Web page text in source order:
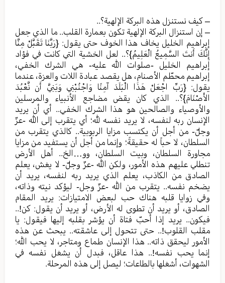
– كيف نستنزل هذه البركة الإلهية؟..
– إن استنزال البركة الإلهية تكون بعمارة القلب.. ما الذي جعل
إبراهيم الخليل يخاف هذا الخوف حتى يقول: {رَبَّنَا تَقَبَّلْ مِنَّا
إِنَّكَ أَنتَ السَّمِيعُ الْعَلِيمُ}؟.. لعل الخشية التي كانت في فؤاد
إبراهيم الخليل -صلوات الله عليه- هي الشرك الخفي،
إبراهيم محطّم الأصنام، هل يقصد عبادة اللات والعزة، عندما
يقول: {رَبِّ اجْعَلْ هَذَا الْبَلَدَ آمِنًا وَاجْنُبْنِي وَبَنِيَّ أَن نَّعْبُدَ
الأَصْنَامَ}؟.. الذي كان يقض مضاجع الأنبياء والمرسلين
والأوصياء والصالحين هو هذا الشرك الخفي.. أي أن يريد
الإنسان ربه لنفسه، لا يريد نفسه لله؛ أي يتقرب إلى الله -عزّ
وجلّ- من أجل أن يكتسب مزايا الربوبية.. كالذي يتقرب من
السلطان، لا حباً له حقيقةً؛ وإنما من أجل أن يستفيد من مزايا
مجاورة السلطان، وبيت السلطان، وو…الخ.. أهل الأرض
تنطلي عليهم هذه الأمور، ولكن الله -عزّ وجلّ- لا يغش، يعلم
الصادق من الكاذب، يعلم الذي يريد ربه لنفسه، يريد أن
يضخم نفسه.. يتقرب من الله -عزّ وجل- ليؤكد نيته وذاته،
وفي زوايا قلبه هناك حب لبعض الامتيازات: يريد المقام
الصادق، أو يريد أن تطوى له الأرض، أو يريد أن يقول: كن!..
فيكون.. يريد إذا أحبّ فتاة أن يؤشر بقلبه إليها فيقول: يا
مقلب القلوب!.. حتى تتحول إلى عاشقته.. يبحث عن هذه
الأمور ليحقق ذاته.. هذا الإنسان طماع ومتاجر، لا يحب الله؛
إنما يحب نفسه!.. هذا عاقل، فبدل أن يشغل نفسه في
الشهوات، أشغلها بالطاعات؛ ليصل إلى هذه المرحلة.